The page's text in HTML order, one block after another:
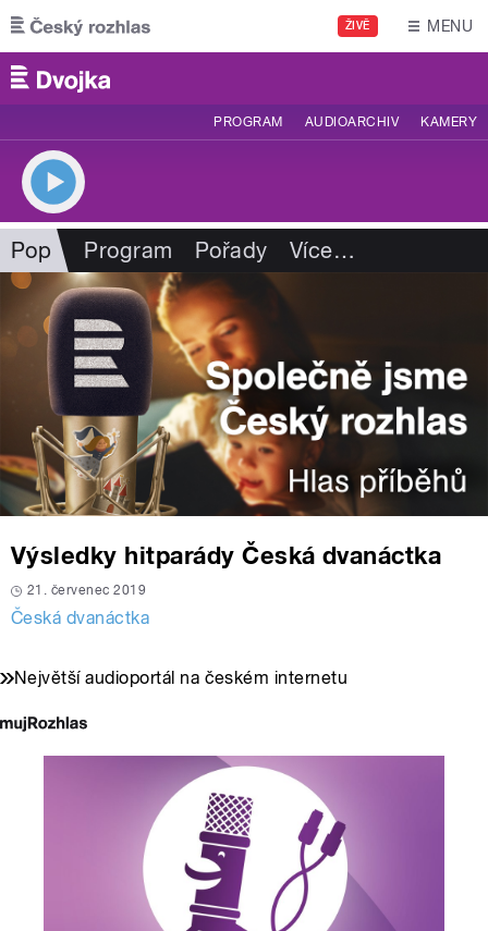
Přejít k hlavnímu obsahu
ŽIVĚ MENU
PROGRAM AUDIOARCHIV KAMERY
Pop Program Pořady Více…
Výsledky hitparády Česká dvanáctka
21. červenec 2019
Česká dvanáctka
Největší audioportál na českém internetu